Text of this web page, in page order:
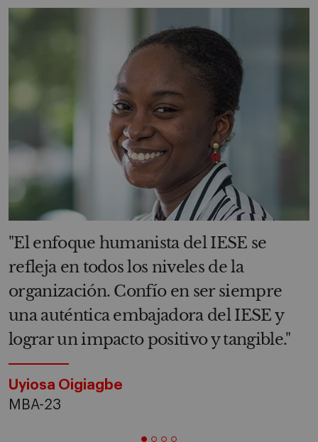
"El enfoque humanista del IESE se
refleja en todos los niveles de la
organización. Confío en ser siempre
una auténtica embajadora del IESE y
lograr un impacto positivo y tangible."
Uyiosa Oigiagbe
MBA-23